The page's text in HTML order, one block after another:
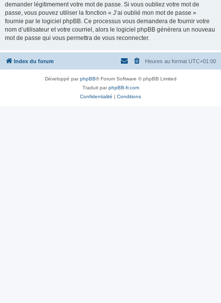
demander légitimement votre mot de passe. Si vous oubliez votre mot de
passe, vous pouvez utiliser la fonction « J’ai oublié mon mot de passe »
fournie par le logiciel phpBB. Ce processus vous demandera de fournir votre
nom d’utilisateur et votre courriel, alors le logiciel phpBB générera un nouveau
mot de passe qui vous permettra de vous reconnecter.
Index du forum Heures au format UTC+01:00
Développé parphpBB® Forum Software © phpBB Limited
Traduit parphpBB-fr.com
Confidentialité | Conditions